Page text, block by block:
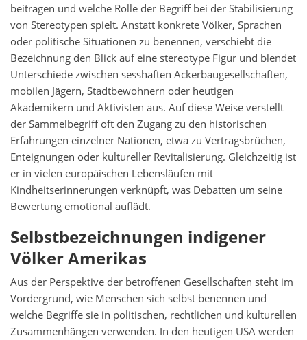
beitragen und welche Rolle der Begriff bei der Stabilisierung
von Stereotypen spielt. Anstatt konkrete Völker, Sprachen
oder politische Situationen zu benennen, verschiebt die
Bezeichnung den Blick auf eine stereotype Figur und blendet
Unterschiede zwischen sesshaften Ackerbaugesellschaften,
mobilen Jägern, Stadtbewohnern oder heutigen
Akademikern und Aktivisten aus. Auf diese Weise verstellt
der Sammelbegriff oft den Zugang zu den historischen
Erfahrungen einzelner Nationen, etwa zu Vertragsbrüchen,
Enteignungen oder kultureller Revitalisierung. Gleichzeitig ist
er in vielen europäischen Lebensläufen mit
Kindheitserinnerungen verknüpft, was Debatten um seine
Bewertung emotional auflädt.
Selbstbezeichnungen indigener
Völker Amerikas
Aus der Perspektive der betroffenen Gesellschaften steht im
Vordergrund, wie Menschen sich selbst benennen und
welche Begriffe sie in politischen, rechtlichen und kulturellen
Zusammenhängen verwenden. In den heutigen USA werden